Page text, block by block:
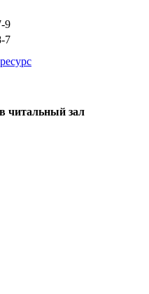
9
7
читальный зал